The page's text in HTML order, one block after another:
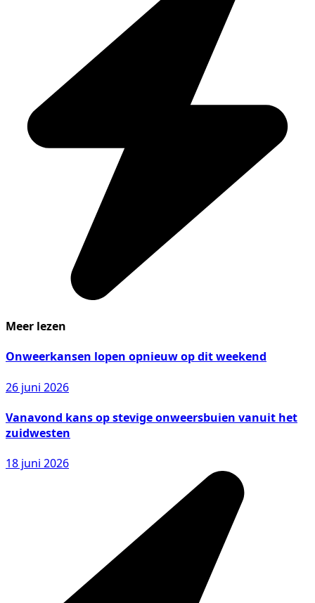
Meer lezen
Onweerkansen lopen opnieuw op dit weekend
26 juni 2026
Vanavond kans op stevige onweersbuien vanuit het
zuidwesten
18 juni 2026